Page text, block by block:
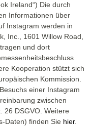
Ireland“) Die durch
Informationen über
Instagram werden in
Inc., 1601 Willow Road,
und dort
Kooperation stützt sich
Kommission.
einer Instagram
zwischen
26 DSGVO. Weitere
Daten) finden Sie hier.